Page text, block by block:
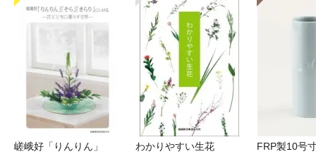
嵯峨好「りんりん」
わかりやすい生花
FRP製10号